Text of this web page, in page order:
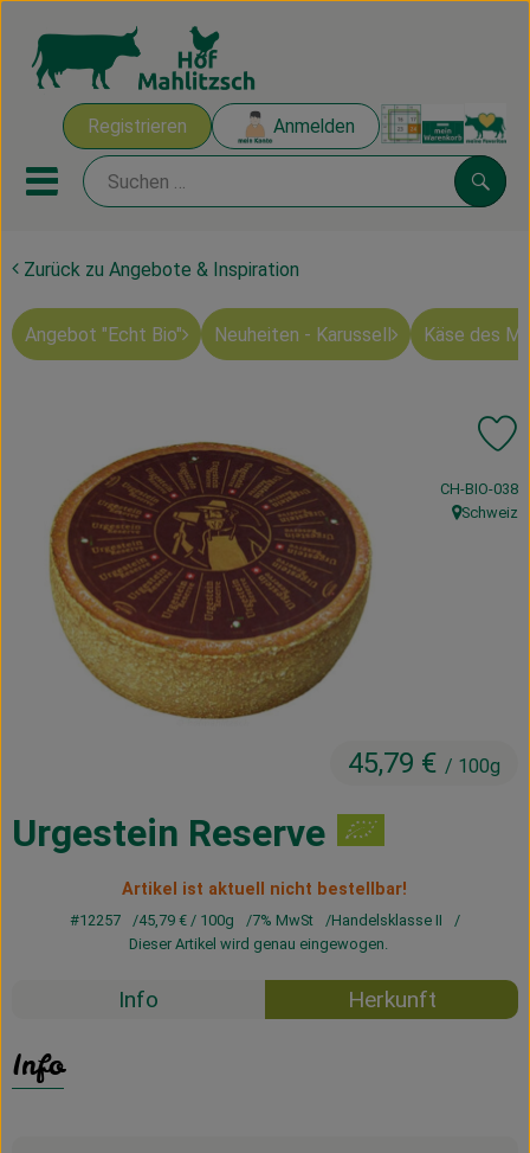
Registrieren Anmelden
Mobiles Menu öffnen oder
Ökokisten
Mahlitzscher Produkte
Obst & Gemüse
Kühltheke
Vorratskammer
Getränke
Haus, Garten & Co.
Lieferservice
Neues vom Hof
Zurück zu Angebote & Inspiration
Angebot "Echt Bio" Neuheiten - Karussell Käse des
Urgestein Reserve
45,79 € / 100g
,CH-BIO-038
, Herkunft:
Schweiz
Artikel ist aktuell nicht bestellbar!
#12257 45,79 € / 100g 7% MwSt
Handelsklasse II
Dieser Artikel wird genau eingewogen.
Info Herkunft
Info